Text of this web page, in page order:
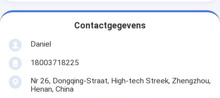
Contactgegevens
Daniel
18003718225
Nr 26, Dongqing-Straat, High-tech Streek, Zhengzhou,
Henan, China